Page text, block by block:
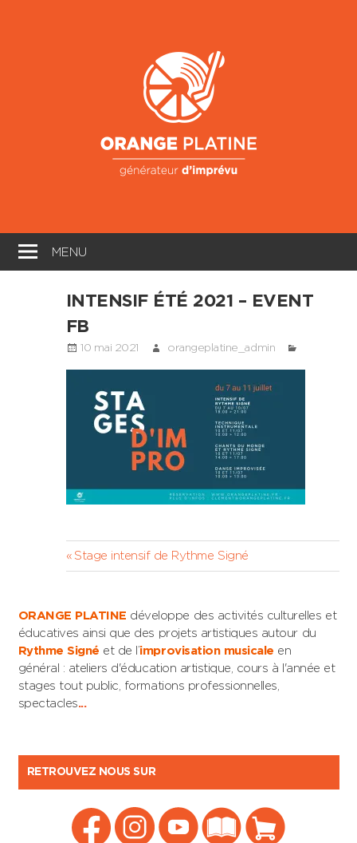
d'imprévu
MENU
INTENSIF ÉTÉ 2021 – EVENT
FB
10 mai 2021 orangeplatine_admin
Navigation
l’article
Previous
Post:
Stage intensif de Rythme Signé
ORANGE PLATINE développe des activités culturelles et
éducatives ainsi que des projets artistiques autour du
Rythme Signé et de l’improvisation musicale en
général : ateliers d'éducation artistique, cours à l'année et
stages tout public, formations professionnelles,
spectacles...
RETROUVEZ NOUS SUR